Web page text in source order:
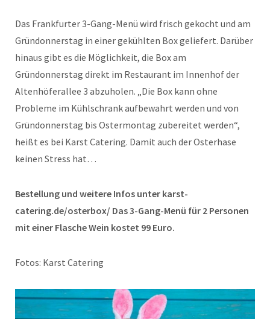
Das Frankfurter 3-Gang-Menü wird frisch gekocht und am
Gründonnerstag in einer gekühlten Box geliefert. Darüber
hinaus gibt es die Möglichkeit, die Box am
Gründonnerstag direkt im Restaurant im Innenhof der
Altenhöferallee 3 abzuholen. „Die Box kann ohne
Probleme im Kühlschrank aufbewahrt werden und von
Gründonnerstag bis Ostermontag zubereitet werden“,
heißt es bei Karst Catering. Damit auch der Osterhase
keinen Stress hat…
Bestellung und weitere Infos unter karst-
catering.de/osterbox/ Das 3-Gang-Menü für 2 Personen
mit einer Flasche Wein kostet 99 Euro.
Fotos: Karst Catering